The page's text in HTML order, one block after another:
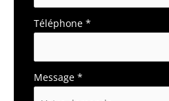
Téléphone *
Message *